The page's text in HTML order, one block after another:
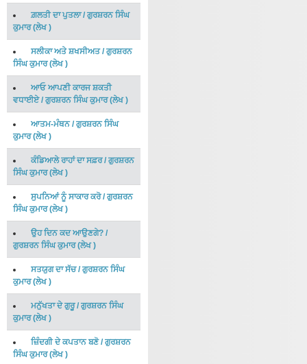
ਗ਼ਲਤੀ ਦਾ ਪੁਤਲਾ/ ਗੁਰਸ਼ਰਨ ਸਿੰਘ
ਕੁਮਾਰ(ਲੇਖ)
ਸਲੀਕਾ ਅਤੇ ਸ਼ਖਸੀਅਤ/ਗੁਰਸ਼ਰਨ
ਸਿੰਘ ਕੁਮਾਰ(ਲੇਖ)
ਆਓ ਆਪਣੀ ਕਾਰਜ ਸ਼ਕਤੀ
ਵਧਾਈਏ/ ਗੁਰਸ਼ਰਨ ਸਿੰਘ ਕੁਮਾਰ(ਲੇਖ)
ਆਤਮ-ਮੰਥਨ/ਗੁਰਸ਼ਰਨ ਸਿੰਘ
ਕੁਮਾਰ(ਲੇਖ)
ਕੰਡਿਆਲੇ ਰਾਹਾਂ ਦਾ ਸਫ਼ਰ/ ਗੁਰਸ਼ਰਨ
ਸਿੰਘ ਕੁਮਾਰ(ਲੇਖ)
ਸੁਪਨਿਆਂ ਨੂੰ ਸਾਕਾਰ ਕਰੋ/ਗੁਰਸ਼ਰਨ
ਸਿੰਘ ਕੁਮਾਰ(ਲੇਖ)
ਉਹ ਦਿਨ ਕਦ ਆਉਣਗੇ? /
ਗੁਰਸ਼ਰਨ ਸਿੰਘ ਕੁਮਾਰ(ਲੇਖ)
ਸਤਯੁਗ ਦਾ ਸੱਚ/ਗੁਰਸ਼ਰਨ ਸਿੰਘ
ਕੁਮਾਰ(ਲੇਖ)
ਮਨੁੱਖਤਾ ਦੇ ਗੁਰੂ/ ਗੁਰਸ਼ਰਨ ਸਿੰਘ
ਕੁਮਾਰ(ਲੇਖ)
ਜ਼ਿੰਦਗੀ ਦੇ ਕਪਤਾਨ ਬਣੋ/ਗੁਰਸ਼ਰਨ
ਸਿੰਘ ਕੁਮਾਰ(ਲੇਖ)